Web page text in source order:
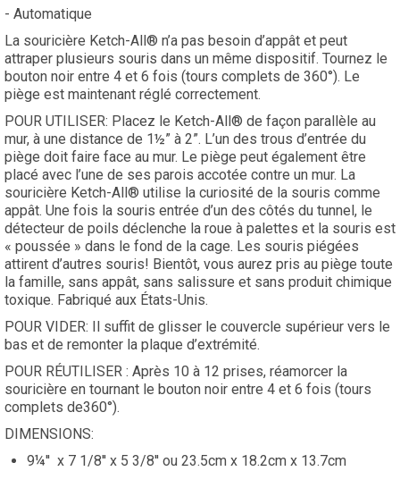
- Automatique
La souricière Ketch-All® n’a pas besoin d’appât et peut
attraper plusieurs souris dans un même dispositif. Tournez le
bouton noir entre 4 et 6 fois (tours complets de 360°). Le
piège est maintenant réglé correctement.
POUR UTILISER: Placez le Ketch-All® de façon parallèle au
mur, à une distance de 1½” à 2”. L’un des trous d’entrée du
piège doit faire face au mur. Le piège peut également être
placé avec l’une de ses parois accotée contre un mur. La
souricière Ketch-All® utilise la curiosité de la souris comme
appât. Une fois la souris entrée d’un des côtés du tunnel, le
détecteur de poils déclenche la roue à palettes et la souris est
« poussée » dans le fond de la cage. Les souris piégées
attirent d’autres souris! Bientôt, vous aurez pris au piège toute
la famille, sans appât, sans salissure et sans produit chimique
toxique. Fabriqué aux États-Unis.
POUR VIDER: Il suffit de glisser le couvercle supérieur vers le
bas et de remonter la plaque d’extrémité.
POUR RÉUTILISER : Après 10 à 12 prises, réamorcer la
souricière en tournant le bouton noir entre 4 et 6 fois (tours
complets de360°).
DIMENSIONS:
9¼'' x 7 1/8'' x 5 3/8'' ou 23.5cm x 18.2cm x 13.7cm